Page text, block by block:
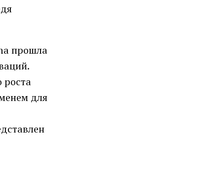
прошла
роста
для